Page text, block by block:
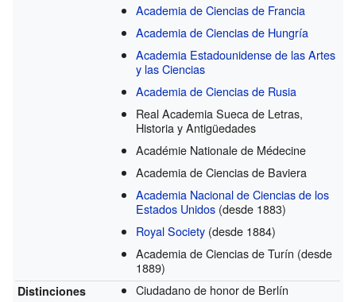
Academia de Ciencias de Francia
Academia de Ciencias de Hungría
Academia Estadounidense de las Artes
y las Ciencias
Academia de Ciencias de Rusia
Real Academia Sueca de Letras,
Historia y Antigüedades
Académie Nationale de Médecine
Academia de Ciencias de Baviera
Academia Nacional de Ciencias de los
Estados Unidos (desde 1883)
Royal Society (desde 1884)
Academia de Ciencias de Turín (desde
1889)
Distinciones
Ciudadano de honor de Berlín